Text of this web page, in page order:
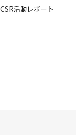
CSR活動レポート